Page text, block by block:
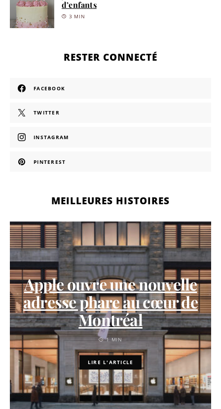
d’enfants
3 MIN
RESTER CONNECTÉ
FACEBOOK
TWITTER
INSTAGRAM
PINTEREST
MEILLEURES HISTOIRES
Apple ouvre une nouvelle
adresse phare au cœur de
Montréal
1 MIN
LIRE L'ARTICLE